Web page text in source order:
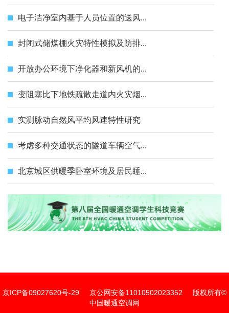
电子洁净室内基于人员位置的送风...
封闭式储煤棚火灾特性模拟及防排...
开放办公环境下净化器和新风机的...
变阻塞比下地铁疏散走道内火灾烟...
实测脉动自然风平均风速特性研究
考虑多种交通状态的隧道车辆空气...
北京城区供暖季卧室环境及居民睡...
京ICP备09027620号-29 京公网安备11010502023352 版权所有©
中国暖通空调网